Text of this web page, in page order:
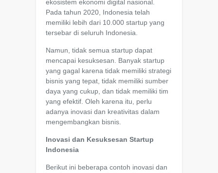
ekosistem ekonomi digital nasional.
Pada tahun 2020, Indonesia telah
memiliki lebih dari 10.000 startup yang
tersebar di seluruh Indonesia.
Namun, tidak semua startup dapat
mencapai kesuksesan. Banyak startup
yang gagal karena tidak memiliki strategi
bisnis yang tepat, tidak memiliki sumber
daya yang cukup, dan tidak memiliki tim
yang efektif. Oleh karena itu, perlu
adanya inovasi dan kreativitas dalam
mengembangkan bisnis.
Inovasi dan Kesuksesan Startup
Indonesia
Berikut ini beberapa contoh inovasi dan